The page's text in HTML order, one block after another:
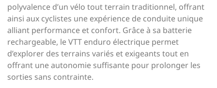
polyvalence d’un vélo tout terrain traditionnel, offrant
ainsi aux cyclistes une expérience de conduite unique
alliant performance et confort. Grâce à sa batterie
rechargeable, le VTT enduro électrique permet
d’explorer des terrains variés et exigeants tout en
offrant une autonomie suffisante pour prolonger les
sorties sans contrainte.